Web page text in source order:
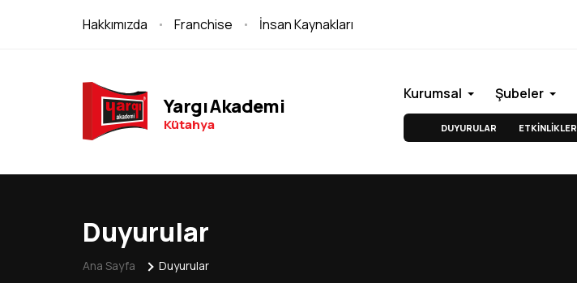
Hakkımızda Franchise İnsan Kaynakları
Yargı Akademi
Kütahya
Kurumsal Şubeler
DUYURULAR ETKİNLİKLER
Duyurular
Ana Sayfa Duyurular